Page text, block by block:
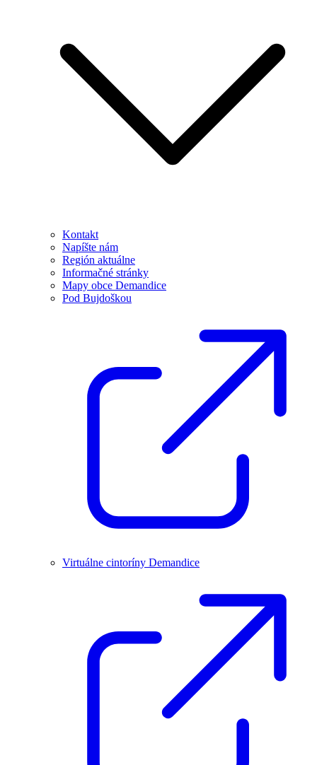
Kontakt
Napíšte nám
Región aktuálne
Informačné stránky
Mapy obce Demandice
Pod Bujdoškou
Virtuálne cintoríny Demandice